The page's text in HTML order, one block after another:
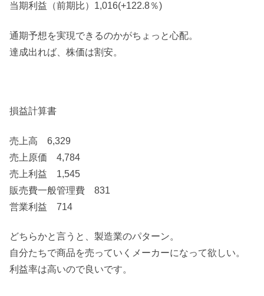
当期利益（前期比）1,016(+122.8％)
通期予想を実現できるのかがちょっと心配。
達成出れば、株価は割安。
損益計算書
売上高 6,329
売上原価 4,784
売上利益 1,545
販売費一般管理費 831
営業利益 714
どちらかと言うと、製造業のパターン。
自分たちで商品を売っていくメーカーになって欲しい。
利益率は高いので良いです。